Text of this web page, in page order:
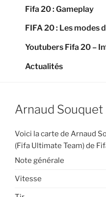
Fifa 20 : Gameplay
FIFA 20 : Les modes
Youtubers Fifa 20 –
Actualités
Arnaud Souquet
Voici la carte de Arnaud
(Fifa Ultimate Team) de
Note générale
Vitesse